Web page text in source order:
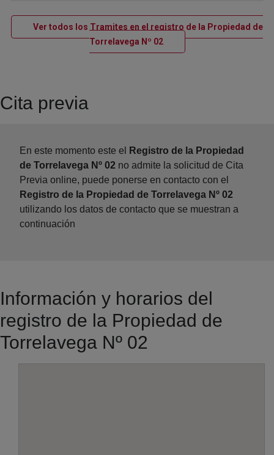
Ver todos los Tramites en el registro de la Propiedad de
Torrelavega Nº 02Ventana nueva
Cita previa
En este momento este el
Registro de la Propiedad
de Torrelavega Nº 02 no admite la solicitud de Cita
Previa online, puede ponerse en contacto con el
Registro de la Propiedad de Torrelavega Nº 02
utilizando los datos de contacto que se muestran a
continuación
Información y horarios del
registro de la Propiedad de
Torrelavega Nº 02